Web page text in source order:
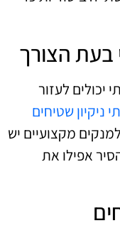
יכולים לעזור
ניקיון שטיחים
מקצועיים יש
אפילו את